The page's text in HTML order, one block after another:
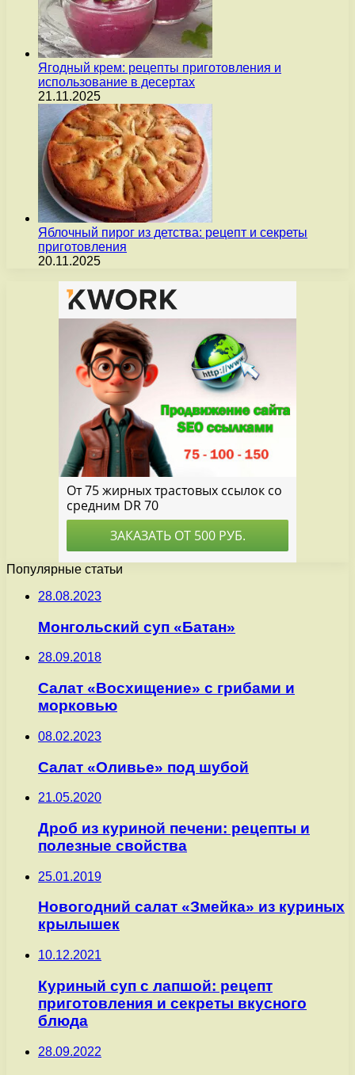
Ягодный крем: рецепты приготовления и
использование в десертах
21.11.2025
Яблочный пирог из детства: рецепт и секреты
приготовления
20.11.2025
Популярные статьи
28.08.2023
Монгольский суп «Батан»
28.09.2018
Салат «Восхищение» с грибами и
морковью
08.02.2023
Салат «Оливье» под шубой
21.05.2020
Дроб из куриной печени: рецепты и
полезные свойства
25.01.2019
Новогодний салат «Змейка» из куриных
крылышек
10.12.2021
Куриный суп с лапшой: рецепт
приготовления и секреты вкусного
блюда
28.09.2022